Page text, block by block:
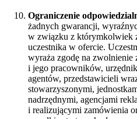
Ograniczenie
żadnych gwarancji,
w związku z którymkolwiek
uczestnika w ofercie.
wyraża zgodę na zwolnienie
i jego pracowników,
agentów, przedstawicieli
stowarzyszonymi,
nadrzędnymi, agencjami
i realizującymi zamówienia